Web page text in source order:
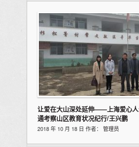
让爱在大山深处延伸——上海爱心
通考察山区教育状况纪行/王兴鹏
2018 年 10 月 18 日 作者： 管理员